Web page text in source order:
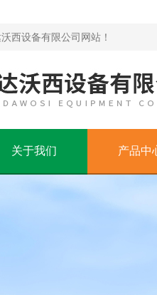
西设备有限公司网站！
关于我们 产品中